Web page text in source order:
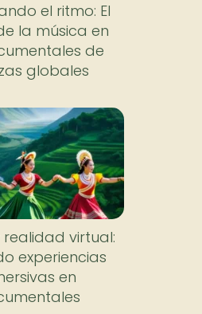
el ritmo: El
la música en
de
globales
realidad virtual:
experiencias
en